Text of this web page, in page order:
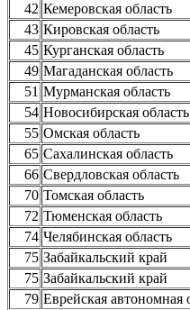
42 Кемеровская область
43 Кировская область
45 Курганская область
49 Магаданская область
51 Мурманская область
54 Новосибирская область
55 Омская область
65 Сахалинская область
66 Свердловская область
70 Томская область
72 Тюменская область
74 Челябинская область
75 Забайкальский край
75 Забайкальский край
79 Еврейская автономная